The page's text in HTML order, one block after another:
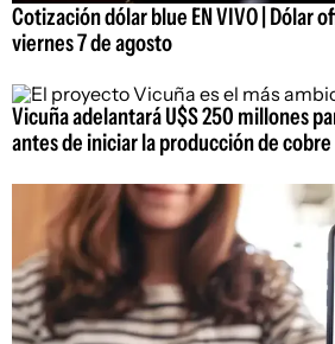
Cotización dólar blue EN VIVO | Dólar
viernes 7 de agosto
Vicuña adelantará U$S 250 millones
antes de iniciar la producción de cobre